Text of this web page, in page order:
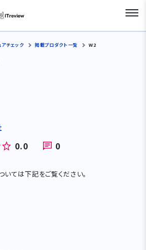
チェック 掲載プロダクト一覧 W2
0.0 0
ては下記をご覧ください。